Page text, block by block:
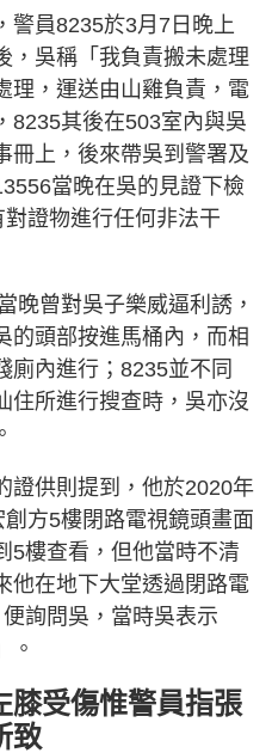
警員8235於3月7日晚上
，吳稱「我負責搬未處理
理，運送由山雞負責，電
8235其後在503室內與吳
冊上，後來帶吳到警署及
當晚在吳的見證下檢
證物進行任何非法干
晚曾對吳子樂威逼利誘，
的頭部按進馬桶內，而相
廁內進行；8235並不同
住所進行搜查時，吳亦沒
證供則提到，他於2020年
方5樓閉路電視鏡頭畫面
5樓查看，但他當時不清
他在地下大堂透過閉路電
詢問吳，當時吳表示
。
膝受傷惟警員指張
致